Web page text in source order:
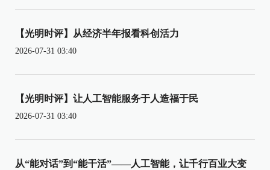
【光明时评】从经济半年报看科创活力
2026-07-31 03:40
【光明时评】让人工智能服务于人造福于民
2026-07-31 03:40
从“能对话”到“能干活”——人工智能，让千行百业大变